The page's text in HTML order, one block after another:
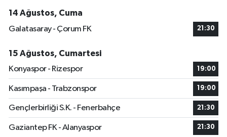
14 Ağustos, Cuma
Galatasaray - Çorum FK
21:30
15 Ağustos, Cumartesi
Konyaspor - Rizespor
19:00
Kasımpaşa - Trabzonspor 19:00
Gençlerbirliği S.K. - Fenerbahçe 21:30
Gaziantep FK - Alanyaspor 21:30